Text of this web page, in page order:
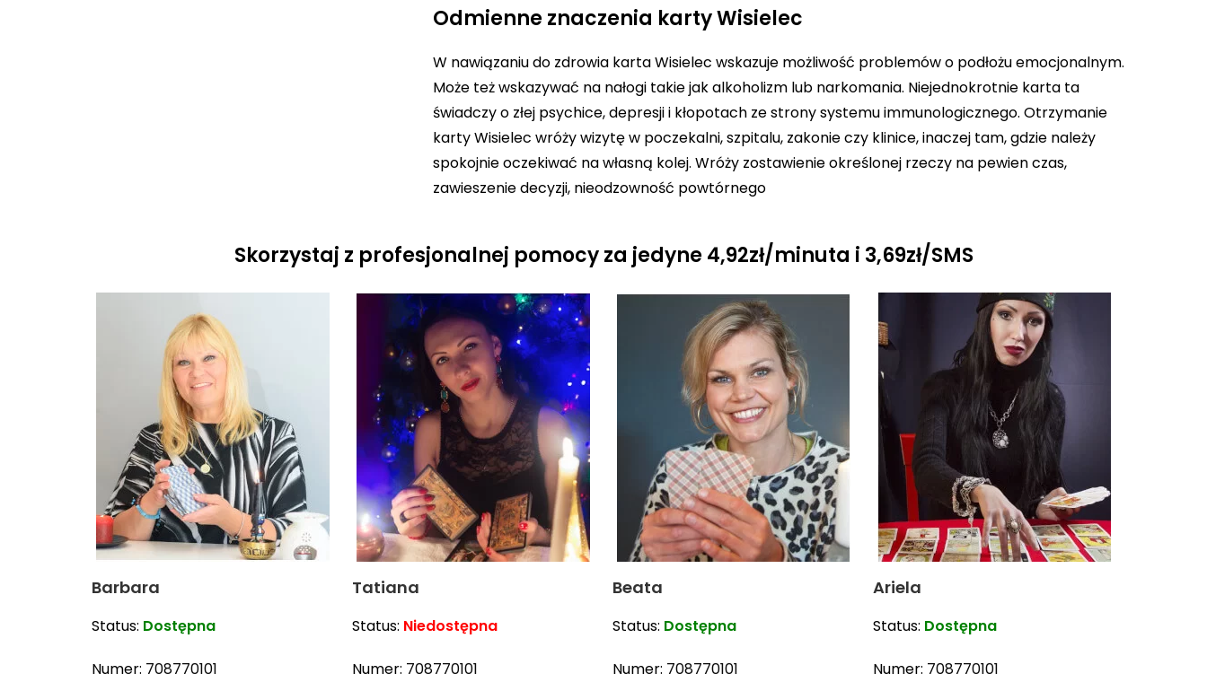
Odmienne znaczenia karty Wisielec
W nawiązaniu do zdrowia karta Wisielec wskazuje możliwość problemów o podłożu emocjonalnym.
Może też wskazywać na nałogi takie jak alkoholizm lub narkomania. Niejednokrotnie karta ta
świadczy o złej psychice, depresji i kłopotach ze strony systemu immunologicznego. Otrzymanie
karty Wisielec wróży wizytę w poczekalni, szpitalu, zakonie czy klinice, inaczej tam, gdzie należy
spokojnie oczekiwać na własną kolej. Wróży zostawienie określonej rzeczy na pewien czas,
zawieszenie decyzji, nieodzowność powtórnego
Skorzystaj z profesjonalnej pomocy za jedyne 4,92zł/minuta i 3,69zł/SMS
Barbara
Status: Dostępna
Numer: 708770101
Tatiana
Status: Niedostępna
Numer: 708770101
Beata
Status: Dostępna
Numer: 708770101
Ariela
Status: Dostępna
Numer: 708770101